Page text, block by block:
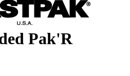
Pak'R